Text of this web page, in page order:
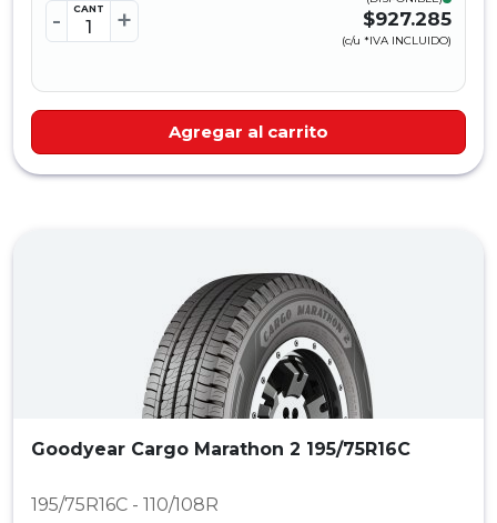
- CANT + $927.285
(c/u *IVA INCLUIDO)
Agregar al carrito
Goodyear Cargo Marathon 2 195/75R16C
195/75R16C - 110/108R